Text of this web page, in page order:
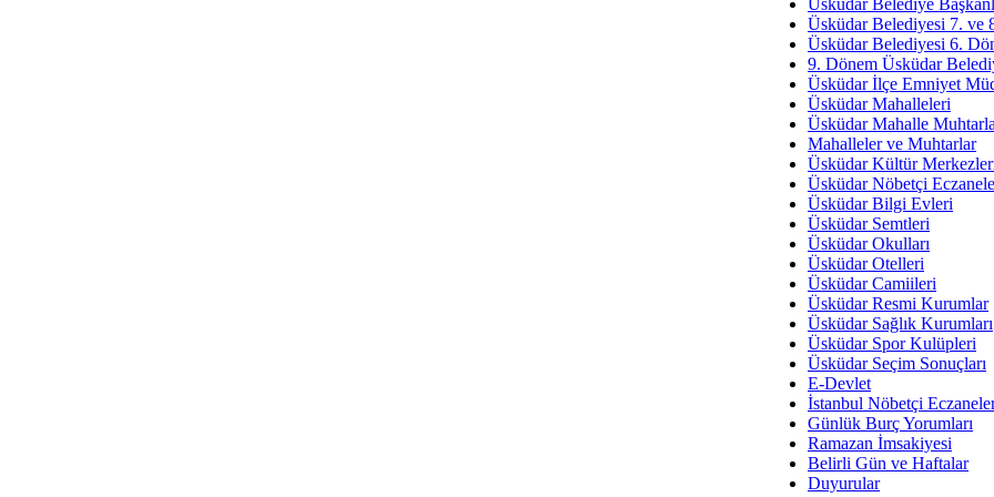
İmar Sorunlarının Genel
Arakan
Bayramın
Ruhsal
Üsküdar
Üsküdar Belediye
Üsküdar Belediyesi 7. ve
Üsküdar Belediyesi 6.
9. Dönem Üsküdar
Üsküdar İlçe Emniyet
Üsküdar Mahalleleri
Üsküdar Mahalle
Mahalleler ve Muhtarlar
Üsküdar Kültür
Üsküdar Nöbetçi
Üsküdar Bilgi Evleri
Üsküdar Semtleri
Üsküdar Okulları
Üsküdar Otelleri
Üsküdar Camiileri
Üsküdar Resmi Kurumlar
Üsküdar Sağlık Kurumları
Üsküdar Spor Kulüpleri
Üsküdar Seçim Sonuçları
E-Devlet
İstanbul Nöbetçi
Günlük Burç Yorumları
Ramazan İmsakiyesi
Belirli Gün ve Haftalar
Duyurular